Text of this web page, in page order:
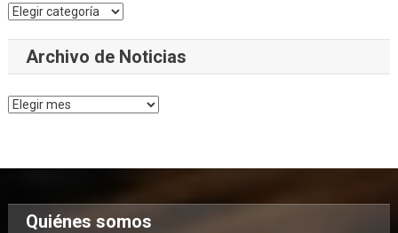
Categorías
Archivo de Noticias
Archivo
Quiénes somos